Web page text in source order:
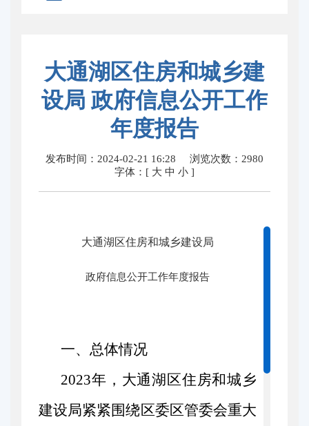
大通湖区住房和城乡建
设局 政府信息公开工作
年度报告
发布时间：2024-02-21 16:28 浏览次数： 2980
字体：[ 大 中 小 ]
大通湖区住房和城乡建设局
政府信息公开工作年度报告
一、总体情况
2023年，大通湖区住房和城乡
建设局紧紧围绕区委区管委会重大